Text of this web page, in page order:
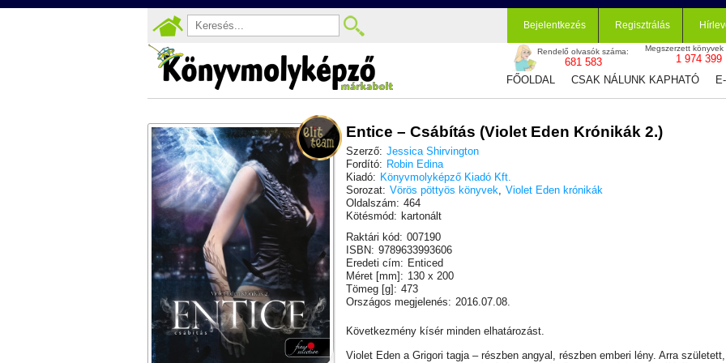
Bejelentkezés Regisztrálás
Rendelő olvasók száma:
681 583
Megszerzett könyvek
1 974 399
FŐOLDAL
CSAK NÁLUNK KAPHATÓ
Entice – Csábítás (Violet Eden Krónikák 2.)
Szerző: Jessica Shirvington
Fordító: Robin Edina
Kiadó: Könyvmolyképző Kiadó Kft.
Sorozat: Vörös pöttyös könyvek, Violet Eden krónikák
Oldalszám: 464
Kötésmód: kartonált
Raktári kód: 007190
ISBN: 9789633993606
Eredeti cím: Enticed
Méret [mm]: 130 x 200
Tömeg [g]: 473
Országos megjelenés: 2016.07.08.
Következmény kísér minden elhatározást.
Violet Eden a Grigori tagja – részben angyal, részben emberi lény. Arra született,